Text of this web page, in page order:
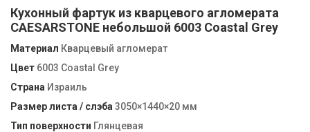
Кухонный фартук из кварцевого агломерата
CAESARSTONE небольшой 6003 Coastal Grey
Материал Кварцевый агломерат
Цвет 6003 Coastal Grey
Страна Израиль
Размер листа / слэба 3050×1440×20 мм
Тип поверхности Глянцевая